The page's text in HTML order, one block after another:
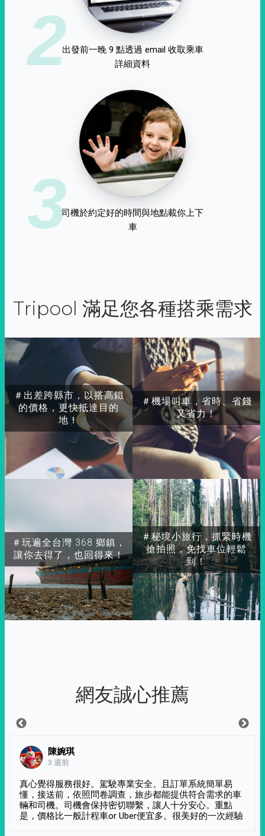
2出發前一晚 9 點透過 email 收取乘車
詳細資料
3司機於約定好的時間與地點載你上下
車
Tripool 滿足您各種搭乘需求
＃出差跨縣市，以搭高鐵
的價格，更快抵達目的
地！
＃玩遍全台灣 368 鄉鎮，
讓你去得了，也回得來！
＃秘境小旅行，抓緊時機
搶拍照，免找車位輕鬆
到！
＃機場叫車，省時、省錢
又省力！
網友誠心推薦
陳婉琪
3 週前
真心覺得服務很好。駕駛專業安全。且訂單系統簡單易
懂，接送前，依照問卷調查，旅步都能提供符合需求的車
輛和司機。司機會保持密切聯繫，讓人十分安心。重點
是，價格比一般計程車or Uber便宜多。很美好的一次經驗